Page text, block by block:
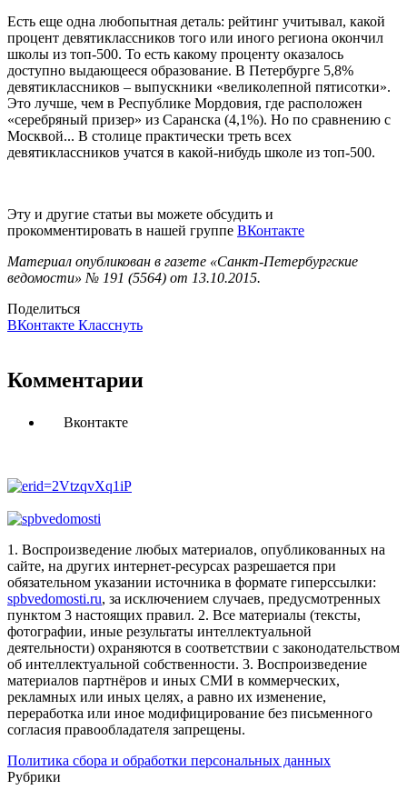
Есть еще одна любопытная деталь: рейтинг учитывал, какой
процент девятиклассников того или иного региона окончил
школы из топ-500. То есть какому проценту оказалось
доступно выдающееся образование. В Петербурге 5,8%
девятиклассников – выпускники «великолепной пятисотки».
Это лучше, чем в Республике Мордовия, где расположен
«серебряный призер» из Саранска (4,1%). Но по сравнению с
Москвой... В столице практически треть всех
девятиклассников учатся в какой-нибудь школе из топ-500.
Эту и другие статьи вы можете обсудить и
прокомментировать в нашей группе ВКонтакте
Материал опубликован в газете «Санкт-Петербургские
ведомости» № 191 (5564) от 13.10.2015.
Поделиться
ВКонтакте Класснуть
Комментарии
Вконтакте
1. Воспроизведение любых материалов, опубликованных на
сайте, на других интернет-ресурсах разрешается при
обязательном указании источника в формате гиперссылки:
spbvedomosti.ru, за исключением случаев, предусмотренных
пунктом 3 настоящих правил. 2. Все материалы (тексты,
фотографии, иные результаты интеллектуальной
деятельности) охраняются в соответствии с законодательством
об интеллектуальной собственности. 3. Воспроизведение
материалов партнёров и иных СМИ в коммерческих,
рекламных или иных целях, а равно их изменение,
переработка или иное модифицирование без письменного
согласия правообладателя запрещены.
Политика сбора и обработки персональных данных
Рубрики